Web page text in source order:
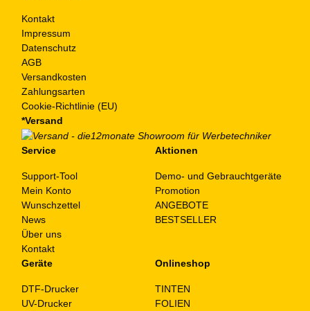
Kontakt
Impressum
Datenschutz
AGB
Versandkosten
Zahlungsarten
Cookie-Richtlinie (EU)
*Versand
Service
Support-Tool
Mein Konto
Wunschzettel
News
Über uns
Kontakt
Aktionen
Demo- und Gebrauchtgeräte
Promotion
ANGEBOTE
BESTSELLER
Geräte
DTF-Drucker
UV-Drucker
Onlineshop
TINTEN
FOLIEN